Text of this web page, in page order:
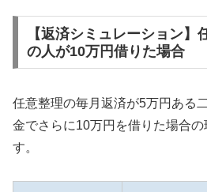
【返済シミュレーション】
の人が10万円借りた場合
任意整理の毎月返済が5万円ある
金でさらに10万円を借りた場合の
す。